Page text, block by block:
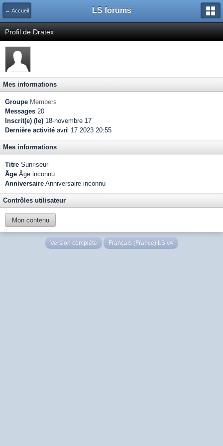
← Accueil LS forums
Profil de Dratex
Mes informations
Groupe Members
Messages 20
Inscrit(e) (le) 18-novembre 17
Dernière activité avril 17 2023 20:55
Mes informations
Titre Sunriseur
Âge Âge inconnu
Anniversaire Anniversaire inconnu
Contrôles utilisateur
Mon contenu
Version complète Français (France) LS v4